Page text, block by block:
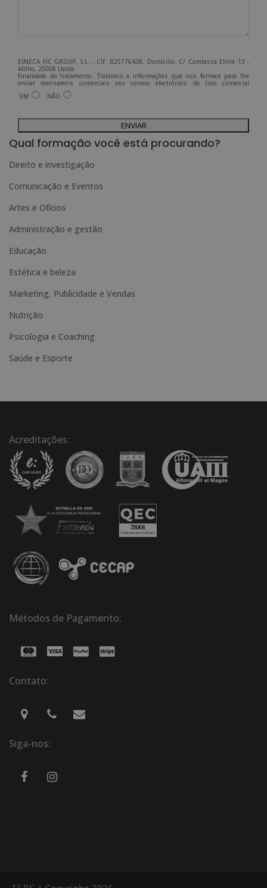
ESNECA FIC GROUP, S.L. , CIF: B25776428, Domicilio: C/ Comtessa Elvira 13 -
Altillo, 25008 Lleida.
Finalidade do tratamento: Tratamos a informações que nos fornece para lhe
enviar mensagens comerciais por correio electrónico de tipo comercial
relacionadas com os produtos oferecidos e outros produtos que possam ser do
seu interesse.
contactando-nos para o endereço admin@grupoesneca.com.
Para mais informações, consulte a nossa Política de Privacidade.
Deseja receber informação comercial (por telefone e/ou correio electrónico):
SIM NÃO
A
l
e
r
n
i
v
e
Qual formação você está procurando?
Direito e investigação
Comunicação e Eventos
Artes e Ofícios
Administração e gestão
Educação
Estética e beleza
Marketing, Publicidade e Vendas
Nutrição
Psicologia e Coaching
Saúde e Esporte
Acreditações:
Métodos de Pagamento:
Contato:
Siga-nos: